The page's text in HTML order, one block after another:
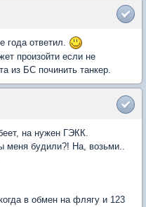
года ответил.
произойти если не
из БС починить танкер.
на нужен ГЭКК.
меня будили?! На, возьми..
в обмен на флягу и 123